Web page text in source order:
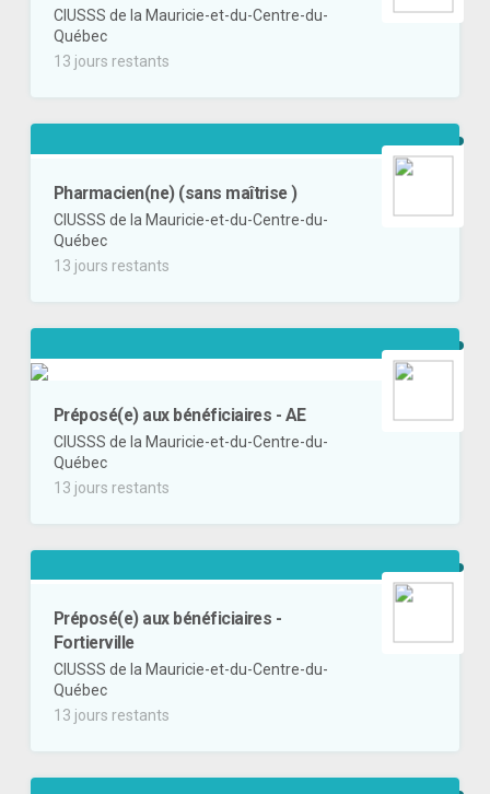
CIUSSS de la Mauricie-et-du-Centre-du-
Québec
13 jours restants
Pharmacien(ne) (sans maîtrise )
CIUSSS de la Mauricie-et-du-Centre-du-
Québec
13 jours restants
Préposé(e) aux bénéficiaires - AE
CIUSSS de la Mauricie-et-du-Centre-du-
Québec
13 jours restants
Préposé(e) aux bénéficiaires -
Fortierville
CIUSSS de la Mauricie-et-du-Centre-du-
Québec
13 jours restants